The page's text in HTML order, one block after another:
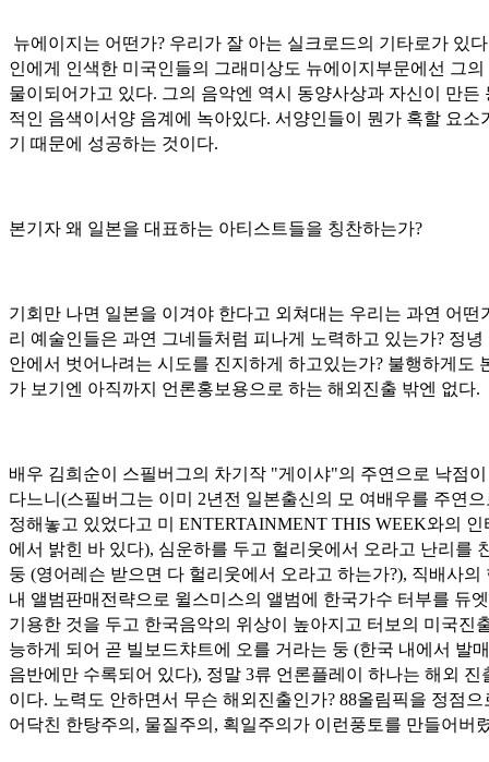
뉴에이지는 어떤가? 우리가 잘 아는 실크로드의 기타로가 있
인에게 인색한 미국인들의 그래미상도 뉴에이지부문에선 그의
물이되어가고 있다. 그의 음악엔 역시 동양사상과 자신이 만든
적인 음색이서양 음계에 녹아있다. 서양인들이 뭔가 혹할 요소
기 때문에 성공하는 것이다.
본기자 왜 일본을 대표하는 아티스트들을 칭찬하는가?
기회만 나면 일본을 이겨야 한다고 외쳐대는 우리는 과연 어떤
리 예술인들은 과연 그네들처럼 피나게 노력하고 있는가? 정녕
안에서 벗어나려는 시도를 진지하게 하고있는가? 불행하게도
가 보기엔 아직까지 언론홍보용으로 하는 해외진출 밖엔 없다.
배우 김희순이 스필버그의 차기작 "게이샤"의 주연으로 낙점
다느니(스필버그는 이미 2년전 일본출신의 모 여배우를 주연
정해놓고 있었다고 미 ENTERTAINMENT THIS WEEK와의 인
에서 밝힌 바 있다), 심운하를 두고 헐리웃에서 오라고 난리를
둥 (영어레슨 받으면 다 헐리웃에서 오라고 하는가?), 직배사의
내 앨범판매전략으로 윌스미스의 앨범에 한국가수 터부를 듀
기용한 것을 두고 한국음악의 위상이 높아지고 터보의 미국진
능하게 되어 곧 빌보드챠트에 오를 거라는 둥 (한국 내에서 발
음반에만 수록되어 있다), 정말 3류 언론플레이 하나는 해외 진
이다. 노력도 안하면서 무슨 해외진출인가? 88올림픽을 정점으
어닥친 한탕주의, 물질주의, 획일주의가 이런풍토를 만들어버